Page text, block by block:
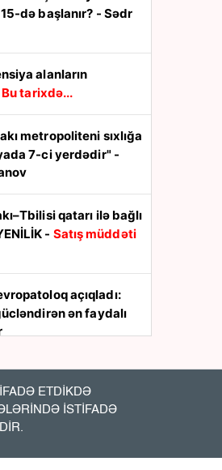
də başlanır? - Sədr
Bu tarixdə...
7-ci yerdədir" -
- Satış müddəti
ən faydalı
bahalaşdı
tapıldı
ETDİKDƏ
İSTİFADƏ